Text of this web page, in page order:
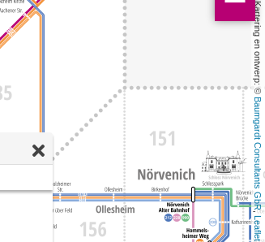
Kartering en ontwerp: ©
Baumgardt Consultants GbR
,
Leaflet